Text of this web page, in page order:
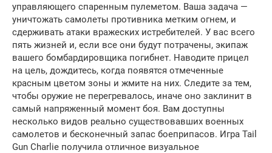
управляющего спаренным пулеметом. Ваша задача —
уничтожать самолеты противника метким огнем, и
сдерживать атаки вражеских истребителей. У вас всего
пять жизней и, если все они будут потрачены, экипаж
вашего бомбардировщика погибнет. Наводите прицел
на цель, дождитесь, когда появятся отмеченные
красным цветом зоны и жмите на них. Следите за тем,
чтобы оружие не перегревалось, иначе оно заклинит в
самый напряженный момент боя. Вам доступны
несколько видов реально существовавших военных
самолетов и бесконечный запас боеприпасов. Игра Tail
Gun Charlie получила отличное визуальное